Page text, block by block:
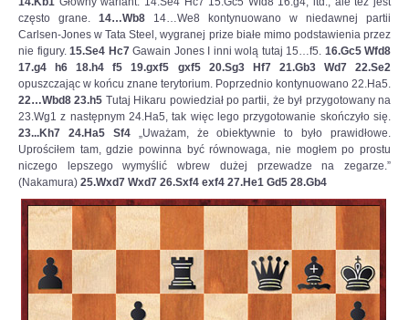
podjąć
wyzwanie.
-
Każdy
z
nas
musiał
przejść
„ścieżkę
zdrowia”
i
nie
pomylić
się
Teraz
przed
nami
często grane. 14…Wb8 14…We8 kontynuowano w niedawnej partii
Carlsen-Jones w Tata Steel, wygranej prize białe mimo podstawienia przez
nie figury. 15.Se4 Hc7 Gawain Jones I inni wolą tutaj 15…f5. 16.Gc5 Wfd8
17.g4 h6 18.h4 f5 19.gxf5 gxf5 20.Sg3 Hf7 21.Gb3 Wd7 22.Se2
opuszczając w końcu znane terytorium. Poprzednio kontynuowano 22.Ha5.
22…Wbd8 23.h5 Tutaj Hikaru powiedział po partii, że był przygotowany na
23.Wg1 z następnym 24.Ha5, tak więc lego przygotowanie skończyło się.
23...Kh7 24.Ha5 Sf4
„Uważam, że obiektywnie to było prawidłowe.
Uprościłem tam, gdzie powinna być równowaga, nie mogłem po prostu
niczego lepszego wymyślić wbrew dużej przewadze na zegarze.”
(Nakamura) 25.Wxd7 Wxd7 26.Sxf4 exf4 27.He1 Gd5 28.Gb4